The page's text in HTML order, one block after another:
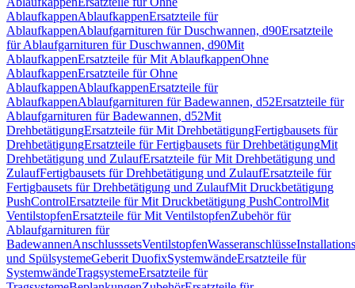
AblaufkappenAblaufkappenErsatzteile für
AblaufkappenAblaufgarnituren für Duschwannen, d90Ersatzteile
für Ablaufgarnituren für Duschwannen, d90Mit
AblaufkappenErsatzteile für Mit AblaufkappenOhne
AblaufkappenErsatzteile für Ohne
AblaufkappenAblaufkappenErsatzteile für
AblaufkappenAblaufgarnituren für Badewannen, d52Ersatzteile für
Ablaufgarnituren für Badewannen, d52Mit
DrehbetätigungErsatzteile für Mit DrehbetätigungFertigbausets für
DrehbetätigungErsatzteile für Fertigbausets für DrehbetätigungMit
Drehbetätigung und ZulaufErsatzteile für Mit Drehbetätigung und
ZulaufFertigbausets für Drehbetätigung und ZulaufErsatzteile für
Fertigbausets für Drehbetätigung und ZulaufMit Druckbetätigung
PushControlErsatzteile für Mit Druckbetätigung PushControlMit
VentilstopfenErsatzteile für Mit VentilstopfenZubehör für
Ablaufgarnituren für
BadewannenAnschlusssetsVentilstopfenWasseranschlüsse
und SpülsystemeGeberit DuofixSystemwändeErsatzteile für
SystemwändeTragsystemeErsatzteile für